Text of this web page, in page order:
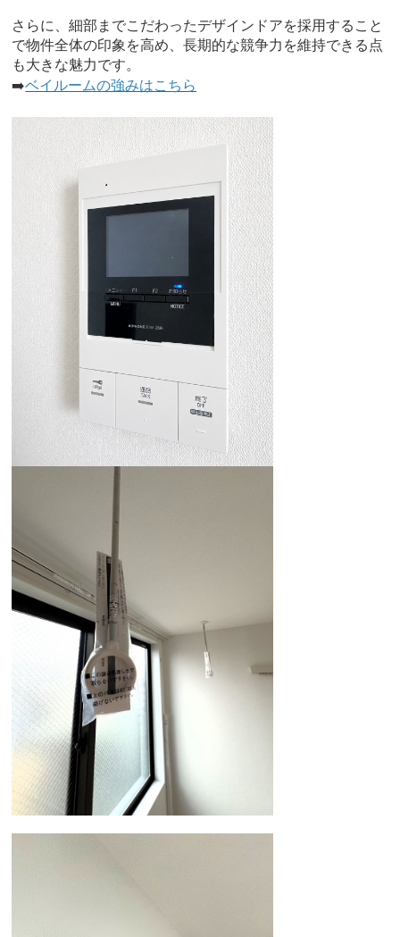
さらに、細部までこだわったデザインドアを採用すること
で物件全体の印象を高め、長期的な競争力を維持できる点
も大きな魅力です。
➡️ベイルームの強みはこちら